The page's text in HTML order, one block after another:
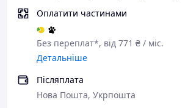
Оплатити частинами
Без переплат*, від 771 ₴ / міс.
Детальніше
Післяплата
Нова Пошта, Укрпошта